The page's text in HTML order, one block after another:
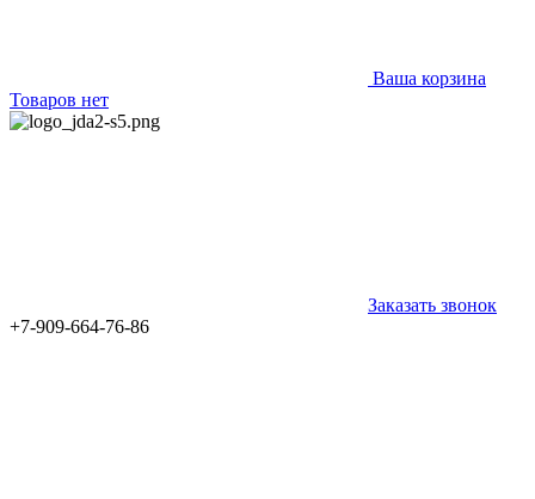
Ваша корзина
Товаров нет
Заказать звонок
+7-909-664-76-86